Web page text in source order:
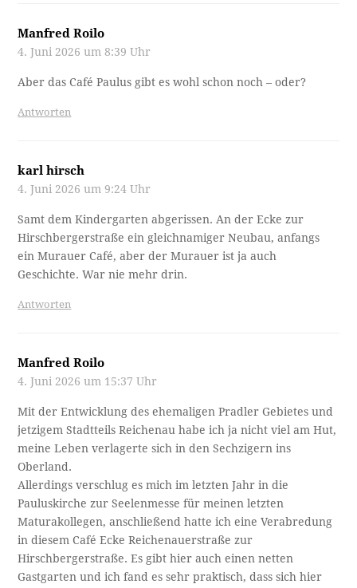
Manfred Roilo
4. Juni 2026 um 8:39 Uhr
Aber das Café Paulus gibt es wohl schon noch – oder?
Antworten
karl hirsch
4. Juni 2026 um 9:24 Uhr
Samt dem Kindergarten abgerissen. An der Ecke zur
Hirschbergerstraße ein gleichnamiger Neubau, anfangs
ein Murauer Café, aber der Murauer ist ja auch
Geschichte. War nie mehr drin.
Antworten
Manfred Roilo
4. Juni 2026 um 15:37 Uhr
Mit der Entwicklung des ehemaligen Pradler Gebietes und
jetzigem Stadtteils Reichenau habe ich ja nicht viel am Hut,
meine Leben verlagerte sich in den Sechzigern ins
Oberland.
Allerdings verschlug es mich im letzten Jahr in die
Pauluskirche zur Seelenmesse für meinen letzten
Maturakollegen, anschließend hatte ich eine Verabredung
in diesem Café Ecke Reichenauerstraße zur
Hirschbergerstraße. Es gibt hier auch einen netten
Gastgarten und ich fand es sehr praktisch, dass sich hier